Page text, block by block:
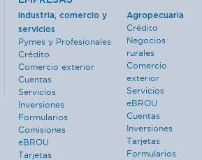
Industria, comercio y
servicios
Pymes y Profesionales
Crédito
Comercio exterior
Cuentas
Servicios
Inversiones
Formularios
Comisiones
eBROU
Tarjetas
Agropecuaria
Crédito
Negocios
rurales
Comercio
exterior
Servicios
eBROU
Cuentas
Inversiones
Tarjetas
Formularios